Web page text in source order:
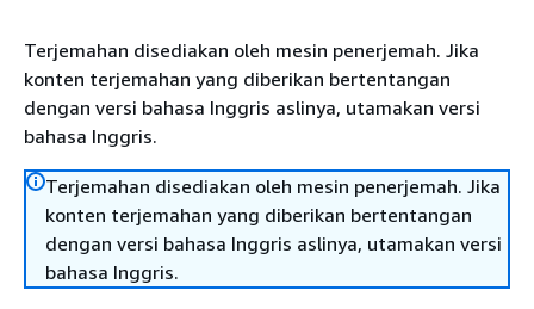
Terjemahan disediakan oleh mesin penerjemah. Jika
konten terjemahan yang diberikan bertentangan
dengan versi bahasa Inggris aslinya, utamakan versi
bahasa Inggris.
Terjemahan disediakan oleh mesin penerjemah. Jika
konten terjemahan yang diberikan bertentangan
dengan versi bahasa Inggris aslinya, utamakan versi
bahasa Inggris.